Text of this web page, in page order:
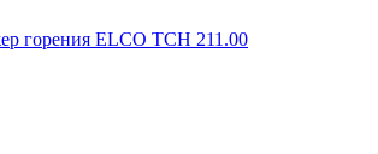
горения ELCO TCH 211.00